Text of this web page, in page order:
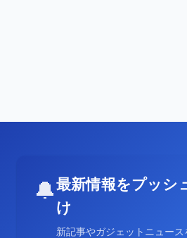
🔔最新情報をプッシ
け
新記事やガジェットニュー